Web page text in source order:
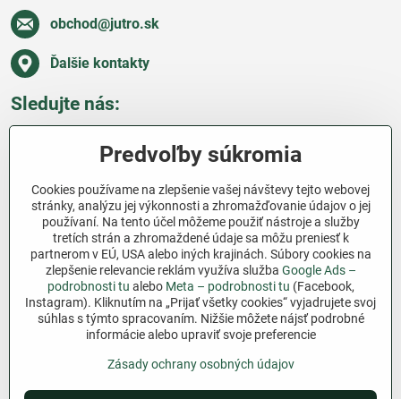
obchod​@jutro​.sk
Ďalšie kontakty
Sledujte nás:
Všetko o nákupe
Ďakujeme za podporu
Sme slovenský e-shop bez dotácií​. Fungujeme len
vďaka vám – ľuďom, ktorí veria v poctivú prácu a
lásku k pôde​. Každý nákup na Jutro​.sk nám pomáha
pokračovať v tom, čo má zmysel – pomáhať
záhradkárom zadarmo a srdcom​.
©2026Copyright
Predvoľby súkromia
Cookies používame na zlepšenie vašej návštevy tejto webovej
stránky, analýzu jej výkonnosti a zhromažďovanie údajov o jej
používaní. Na tento účel môžeme použiť nástroje a služby
tretích strán a zhromaždené údaje sa môžu preniesť k
partnerom v EÚ, USA alebo iných krajinách. Súbory cookies na
zlepšenie relevancie reklám využíva služba Google Ads –
podrobnosti tu alebo Meta – podrobnosti tu (Facebook,
Instagram). Kliknutím na „Prijať všetky cookies“ vyjadrujete svoj
súhlas s týmto spracovaním. Nižšie môžete nájsť podrobné
informácie alebo upraviť svoje preferencie
Zásady ochrany osobných údajov